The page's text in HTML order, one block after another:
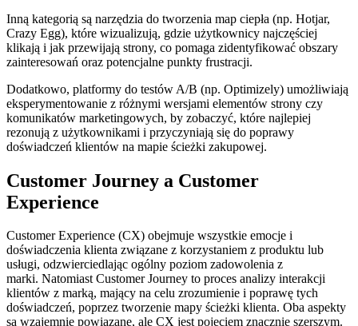
Inną kategorią są narzędzia do tworzenia map ciepła (np. Hotjar,
Crazy Egg), które wizualizują, gdzie użytkownicy najczęściej
klikają i jak przewijają strony, co pomaga zidentyfikować obszary
zainteresowań oraz potencjalne punkty frustracji.
Dodatkowo, platformy do testów A/B (np. Optimizely) umożliwiają
eksperymentowanie z różnymi wersjami elementów strony czy
komunikatów marketingowych, by zobaczyć, które najlepiej
rezonują z użytkownikami i przyczyniają się do poprawy
doświadczeń klientów na mapie ścieżki zakupowej.
Customer Journey a Customer
Experience
Customer Experience (CX) obejmuje wszystkie emocje i
doświadczenia klienta związane z korzystaniem z produktu lub
usługi, odzwierciedlając ogólny poziom zadowolenia z
marki. Natomiast Customer Journey to proces analizy interakcji
klientów z marką, mający na celu zrozumienie i poprawę tych
doświadczeń, poprzez tworzenie mapy ścieżki klienta. Oba aspekty
są wzajemnie powiązane, ale CX jest pojęciem znacznie szerszym.